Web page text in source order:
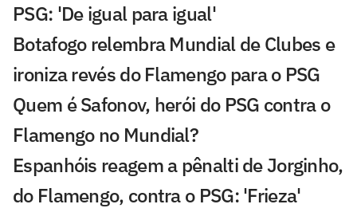
PSG: 'De igual para igual'
Botafogo relembra Mundial de Clubes e
ironiza revés do Flamengo para o PSG
Quem é Safonov, herói do PSG contra o
Flamengo no Mundial?
Espanhóis reagem a pênalti de Jorginho,
do Flamengo, contra o PSG: 'Frieza'